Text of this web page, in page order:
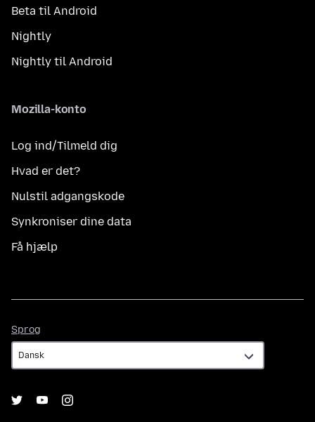
Beta til Android
Nightly
Nightly til Android
Mozilla-konto
Log ind/Tilmeld dig
Hvad er det?
Nulstil adgangskode
Synkroniser dine data
Få hjælp
Sprog